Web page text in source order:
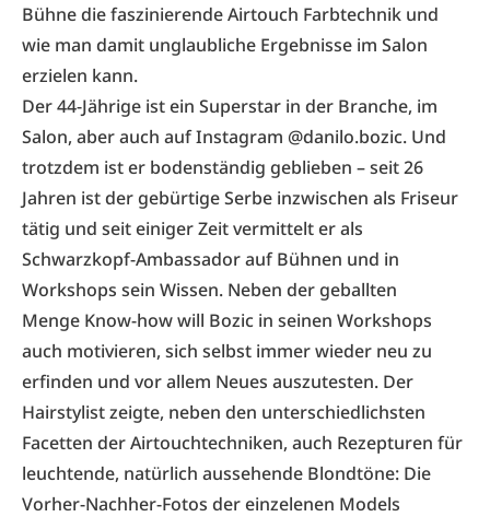
Bühne die faszinierende Airtouch Farbtechnik und
wie man damit unglaubliche Ergebnisse im Salon
erzielen kann.
Der 44-Jährige ist ein Superstar in der Branche, im
Salon, aber auch auf Instagram @danilo.bozic. Und
trotzdem ist er bodenständig geblieben – seit 26
Jahren ist der gebürtige Serbe inzwischen als Friseur
tätig und seit einiger Zeit vermittelt er als
Schwarzkopf-Ambassador auf Bühnen und in
Workshops sein Wissen. Neben der geballten
Menge Know-how will Bozic in seinen Workshops
auch motivieren, sich selbst immer wieder neu zu
erfinden und vor allem Neues auszutesten. Der
Hairstylist zeigte, neben den unterschiedlichsten
Facetten der Airtouchtechniken, auch Rezepturen für
leuchtende, natürlich aussehende Blondtöne: Die
Vorher-Nachher-Fotos der einzelenen Models